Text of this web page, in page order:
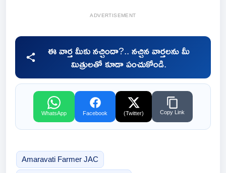
ADVERTISEMENT
ఈ వార్త మీకు నచ్చిందా?.. నచ్చిన వార్తలను మీ
మిత్రులతో కూడా పంచుకోండి.
WhatsApp Facebook (Twitter) Copy Link
Amaravati Farmer JAC